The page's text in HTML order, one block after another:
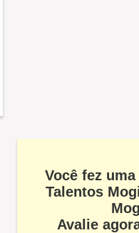
Você fez
Talentos
Avalie